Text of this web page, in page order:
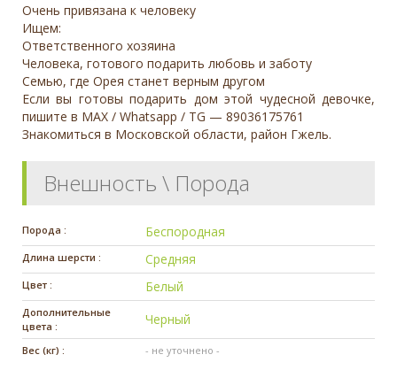
Очень привязана к человеку
Ищем:
Ответственного хозяина
Человека, готового подарить любовь и заботу
Семью, где Орея станет верным другом
Если вы готовы подарить дом этой чудесной девочке,
пишите в MAX / Whatsapp / TG — 89036175761
Знакомиться в Московской области, район Гжель.
Внешность \ Порода
Порода : Беспородная
Длина шерсти : Средняя
Цвет : Белый
Дополнительные
цвета :
Черный
Вес (кг) : - не уточнено -